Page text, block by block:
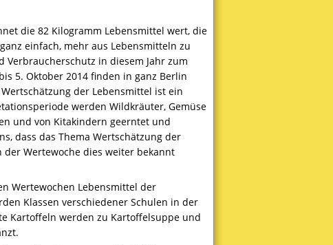
die 82 Kilogramm Lebensmittel wert, die
einfach, mehr aus Lebensmitteln zu
Verbraucherschutz in diesem Jahr zum
5. Oktober 2014 finden in ganz Berlin
der Lebensmittel ist ein
werden Wildkräuter, Gemüse
und von Kitakindern geerntet und
dass das Thema Wertschätzung der
Wertewoche dies weiter bekannt
Wertewochen Lebensmittel der
Klassen verschiedener Schulen in der
Kartoffeln werden zu Kartoffelsuppe und